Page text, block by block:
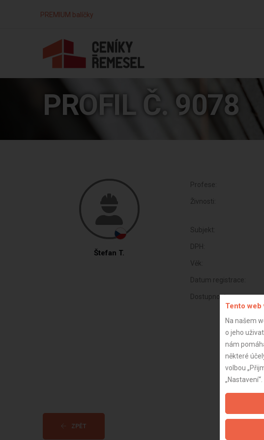
PREMIUM balíčky
PROFIL Č. 9078
Štefan T.
Profese:
Živnosti:
Subjekt:
DPH:
Věk:
Datum registrace:
Dostupnost:
ZPĚT
Tento
Na našem
o jeho
nám
některé
volbou
„Nastavení“.